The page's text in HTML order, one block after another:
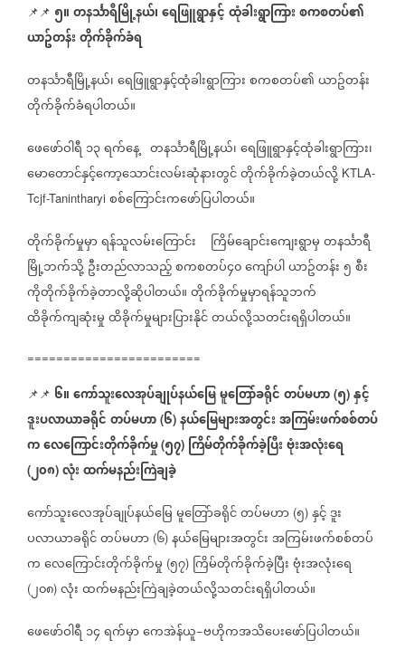
📌📌 ၅။တနင်္သာရီမြို့နယ်၊ရေဖြူရွာနှင့်ထုံခါးရွာကြားစကစတပ်၏
ယာဥ်တန်းတိုက်ခိုက်ခံရ
တနင်္သာရီမြို့နယ်၊ရေဖြူရွာနှင့်ထုံခါးရွာကြားစကစတပ်၏ယာဥ်တန်း
တိုက်ခိုက်ခံရပါတယ်။
ဖေဖော်ဝါရီ ၁၃ရက်နေ့ တနင်္သာရီမြို့နယ်၊ရေဖြူရွာနှင့်ထုံခါးရွာကြား၊
မောတောင်နှင့်ကော့သောင်းလမ်းဆုံနားတွင်တိုက်ခိုက်ခဲ့တယ်လို့ KTLA-
Tcjf-Tanintharyi စစ်ကြောင်းကဖော်ပြပါတယ်။
တိုက်ခိုက်မှုမှာရန်သူလမ်းကြောင်း ကြိမ်ချောင်းကျေးရွာမှတနင်္သာရီ
မြို့ဘက်သို့ဦးတည်လာသည့်စကစတပ်၄၀ကျော်ပါယာဥ်တန်း၅စီး
ကိုတိုက်ခိုက်ခဲ့တာလို့ဆိုပါတယ်။တိုက်ခိုက်မှုမှာရန်သူဘက်
ထိခိုက်ကျဆုံးမှုထိခိုက်မှုများပြားနိုင်တယ်လို့သတင်းရရှိပါတယ်။
========================
📌📌 ၆။ကော်သူးလေအုပ်ချုပ်နယ်မြေမူတြော်ခရိုင်တပ်မဟာ (၅) နှင့်
ဒူးပလာယာခရိုင်တပ်မဟာ (၆) နယ်မြေများအတွင်းအကြမ်းဖက်စစ်တပ်
ကလေကြောင်းတိုက်ခိုက်မှု(၅၇) ကြိမ်တိုက်ခိုက်ခဲ့ပြီးဗုံးအလုံးရေ
(၂၀၈) လုံးထက်မနည်းကြဲချခဲ့
ကော်သူးလေအုပ်ချုပ်နယ်မြေမူတြော်ခရိုင်တပ်မဟာ (၅) နှင့်ဒူး
ပလာယာခရိုင်တပ်မဟာ (၆) နယ်မြေများအတွင်းအကြမ်းဖက်စစ်တပ်
ကလေကြောင်းတိုက်ခိုက်မှု (၅၇) ကြိမ်တိုက်ခိုက်ခဲ့ပြီးဗုံးအလုံးရေ
(၂၀၈) လုံးထက်မနည်းကြဲချခဲ့တယ်လို့သတင်းရရှိပါတယ်။
ဖေဖော်ဝါရီ ၁၄ရက်မှာကေအဲန်ယူ−ဗဟိုကအသိပေးဖော်ပြပါတယ်။